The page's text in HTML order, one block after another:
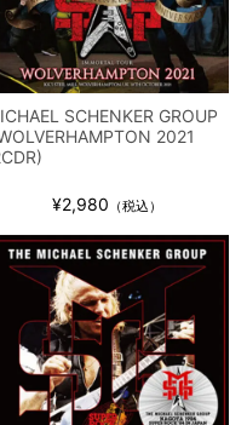
ボン公演 FHD 完全収録！
AM RING 公演 FHD 完
国シェフィールド公演 完
公演 FHD 完全収録！
イツ W.O.A. 公演 FHD 完
SCHENKER GROUP
2021
¥2,980 （税込）